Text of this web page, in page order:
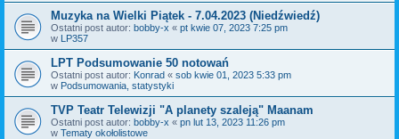
Muzyka na Wielki Piątek - 7.04.2023 (Niedźwiedź)
Ostatni post autor: bobby-x « pt kwie 07, 2023 7:25 pm
w LP357
LPT Podsumowanie 50 notowań
Ostatni post autor: Konrad « sob kwie 01, 2023 5:33 pm
w Podsumowania, statystyki
TVP Teatr Telewizji "A planety szaleją" Maanam
Ostatni post autor: bobby-x « pn lut 13, 2023 11:26 pm
w Tematy okołolistowe